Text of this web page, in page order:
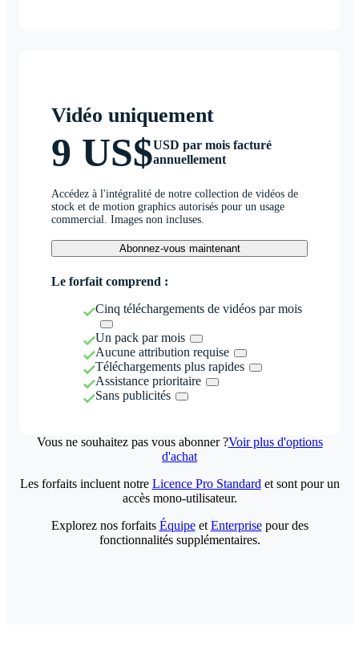
Vidéo uniquement
9 US$USD par mois facturé
annuellement
Accédez à l'intégralité de notre collection de vidéos de
stock et de motion graphics autorisés pour un usage
commercial. Images non incluses.
Abonnez-vous maintenant
Le forfait comprend :
Cinq téléchargements de vidéos par mois
Un pack par mois
Aucune attribution requise
Téléchargements plus rapides
Assistance prioritaire
Sans publicités
Vous ne souhaitez pas vous abonner ?Voir plus d'options
d'achat
Les forfaits incluent notre Licence Pro Standard et sont pour un
accès mono-utilisateur.
Explorez nos forfaits Équipeet Enterprisepour des
fonctionnalités supplémentaires.